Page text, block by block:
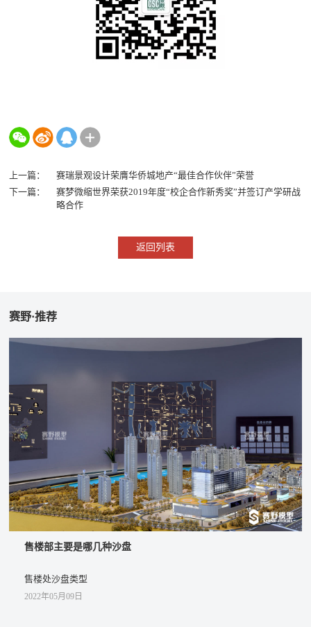
上一篇：
赛瑞景观设计荣膺华侨城地产“最佳合作伙伴”荣誉
下一篇：
赛梦微缩世界荣获2019年度“校企合作新秀奖”并签订产学研战
略合作
返回列表
赛野·推荐
科技馆展厅设计需要遵循四大原则
科技馆展厅设计的原则
2022年05月07日